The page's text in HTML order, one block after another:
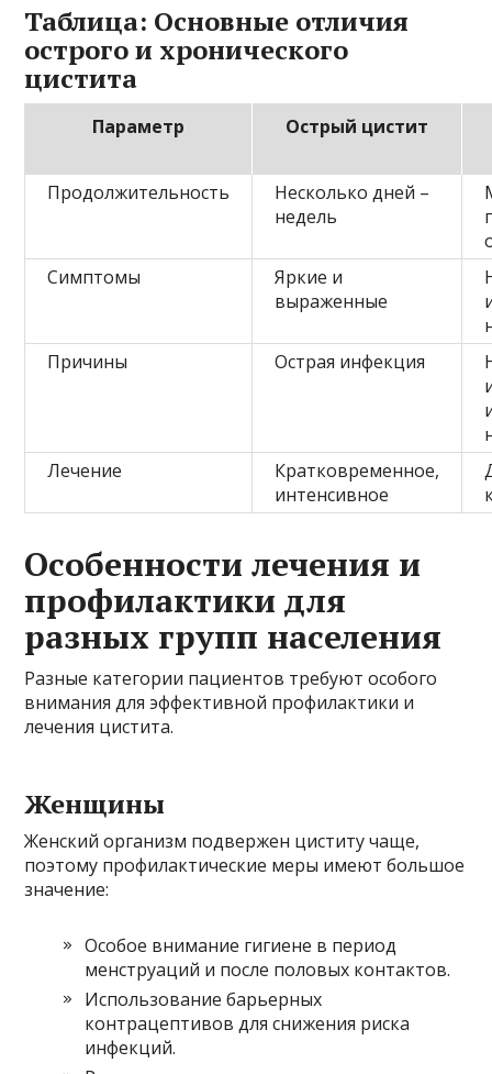
Таблица: Основные отличия
острого и хронического
цистита
Параметр Острый цистит
Продолжительность
Несколько дней –
недель
Симптомы
Яркие и
выраженные
Причины
Острая инфекция
Лечение
Кратковременное,
интенсивное
Особенности лечения и
профилактики для
разных групп населения
Разные категории пациентов требуют особого
внимания для эффективной профилактики и
лечения цистита.
Женщины
Женский организм подвержен циститу чаще,
поэтому профилактические меры имеют большое
значение:
Особое внимание гигиене в период
менструаций и после половых контактов.
Использование барьерных
контрацептивов для снижения риска
инфекций.